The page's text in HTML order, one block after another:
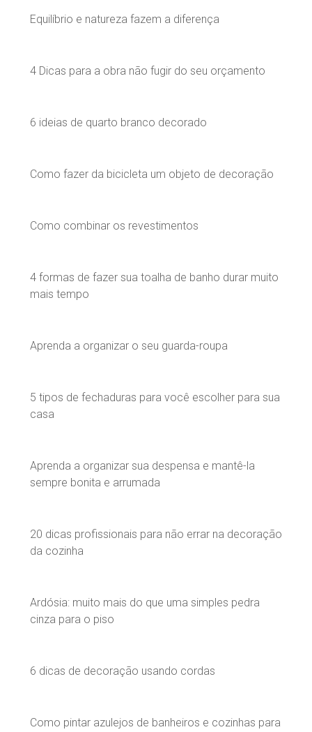
Equilíbrio e natureza fazem a diferença
4 Dicas para a obra não fugir do seu orçamento
6 ideias de quarto branco decorado
Como fazer da bicicleta um objeto de decoração
Como combinar os revestimentos
4 formas de fazer sua toalha de banho durar muito
mais tempo
Aprenda a organizar o seu guarda-roupa
5 tipos de fechaduras para você escolher para sua
casa
Aprenda a organizar sua despensa e mantê-la
sempre bonita e arrumada
20 dicas profissionais para não errar na decoração
da cozinha
Ardósia: muito mais do que uma simples pedra
cinza para o piso
6 dicas de decoração usando cordas
Como pintar azulejos de banheiros e cozinhas para